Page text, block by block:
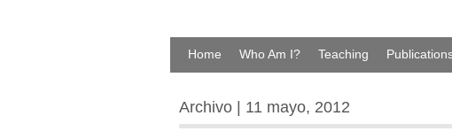
Home Who Am I? Teaching
Archivo | 11 mayo, 2012